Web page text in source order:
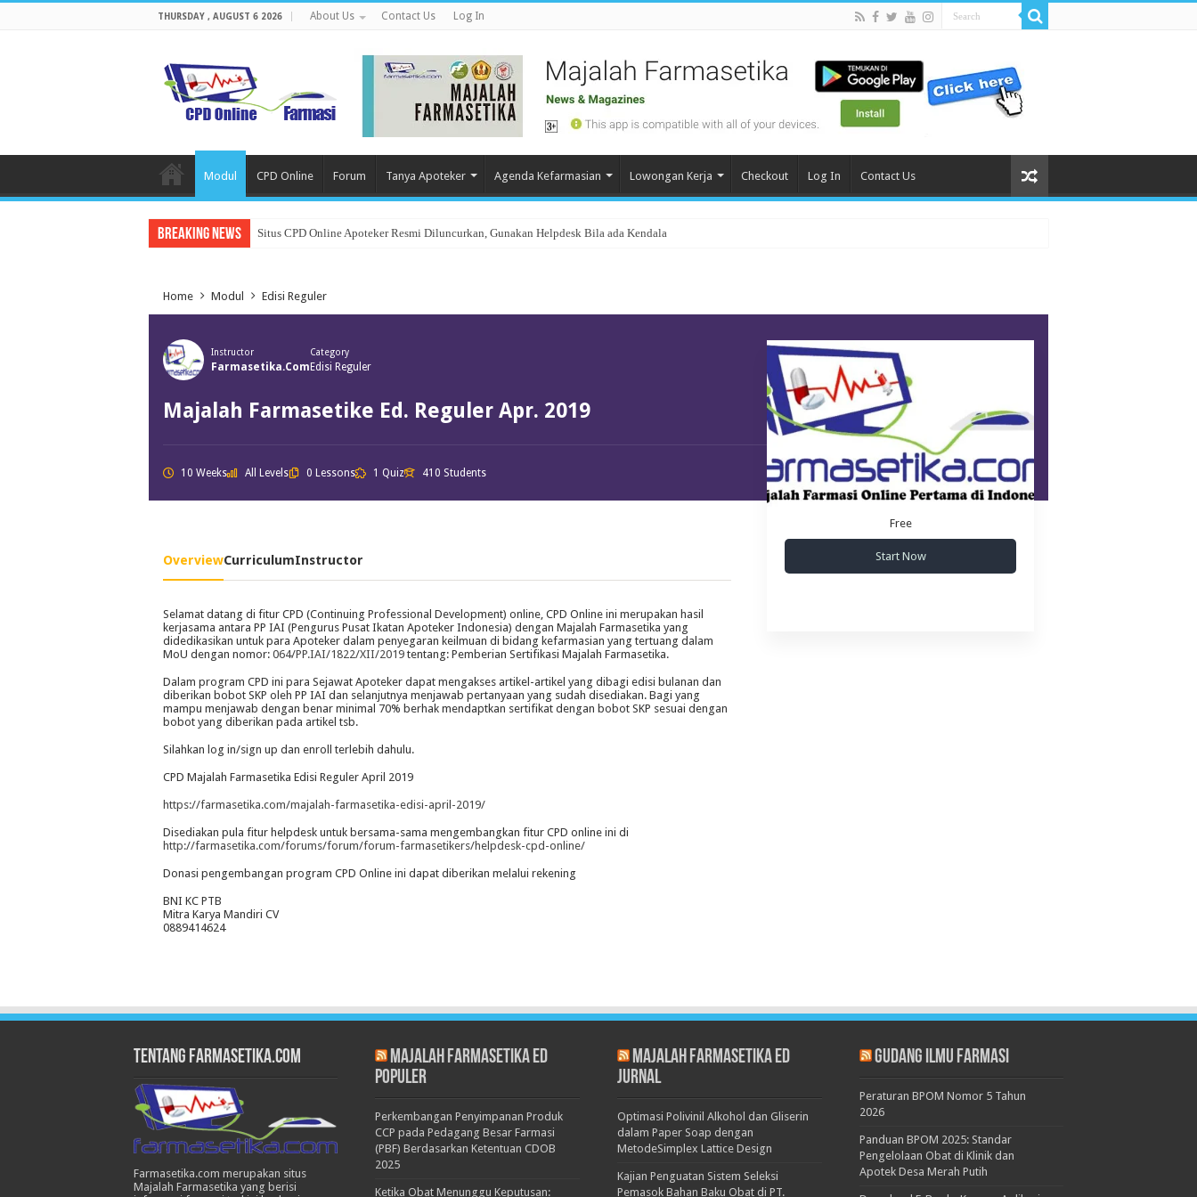
THURSDAY , AUGUST 6 2026 About Us Contact Us Log In
Modul CPD Online Forum Tanya Apoteker Agenda Kefarmasian Lowongan Kerja Checkout Log In Contact Us
Breaking News Situs CPD Online Apoteker Resmi Diluncurkan, Gunakan Helpdesk Bila ada Kendala
Home Modul Edisi Reguler
Instructor
Farmasetika.com
Category
Edisi Reguler
Majalah Farmasetike Ed. Reguler Apr. 2019
10 Weeks All Levels 0 Lessons 1 Quiz 410 Students
OverviewCurriculumInstructor
Selamat datang di fitur CPD (Continuing Professional Development) online, CPD Online ini merupakan hasil
kerjasama antara PP IAI (Pengurus Pusat Ikatan Apoteker Indonesia) dengan Majalah Farmasetika yang
didedikasikan untuk para Apoteker dalam penyegaran keilmuan di bidang kefarmasian yang tertuang dalam
MoU dengan nomor: 064/PP.IAI/1822/XII/2019 tentang: Pemberian Sertifikasi Majalah Farmasetika.
Dalam program CPD ini para Sejawat Apoteker dapat mengakses artikel-artikel yang dibagi edisi bulanan dan
diberikan bobot SKP oleh PP IAI dan selanjutnya menjawab pertanyaan yang sudah disediakan. Bagi yang
mampu menjawab dengan benar minimal 70% berhak mendaptkan sertifikat dengan bobot SKP sesuai dengan
bobot yang diberikan pada artikel tsb.
Silahkan log in/sign up dan enroll terlebih dahulu.
CPD Majalah Farmasetika Edisi Reguler April 2019
https://farmasetika.com/majalah-farmasetika-edisi-april-2019/
Disediakan pula fitur helpdesk untuk bersama-sama mengembangkan fitur CPD online ini di
http://farmasetika.com/forums/forum/forum-farmasetikers/helpdesk-cpd-online/
Donasi pengembangan program CPD Online ini dapat diberikan melalui rekening
BNI KC PTB
Mitra Karya Mandiri CV
0889414624
Free
Start Now
Tentang Farmasetika.com
Farmasetika.com merupakan situs
Majalah Farmasetika yang berisi
Majalah Farmasetika Ed
Populer
Perkembangan Penyimpanan Produk
CCP pada Pedagang Besar Farmasi
(PBF) Berdasarkan Ketentuan CDOB
2025
Ketika Obat Menunggu Keputusan:
Majalah Farmasetika Ed
Jurnal
Optimasi Polivinil Alkohol dan Gliserin
dalam Paper Soap dengan
MetodeSimplex Lattice Design
Kajian Penguatan Sistem Seleksi
Pemasok Bahan Baku Obat di PT.
Gudang Ilmu Farmasi
Peraturan BPOM Nomor 5 Tahun
2026
Panduan BPOM 2025: Standar
Pengelolaan Obat di Klinik dan
Apotek Desa Merah Putih